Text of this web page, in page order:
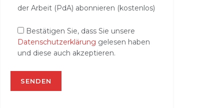
der Arbeit (PdA) abonnieren (kostenlos)
Bestätigen Sie, dass Sie unsere
Datenschutzerklärung gelesen haben
und diese auch akzeptieren.